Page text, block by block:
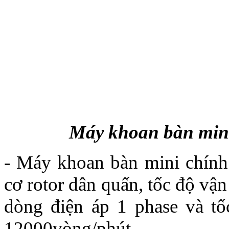
Máy khoan bàn
- Máy khoan bàn mini
cơ rotor dân quấn, tốc độ
dòng điện áp 1 phase và